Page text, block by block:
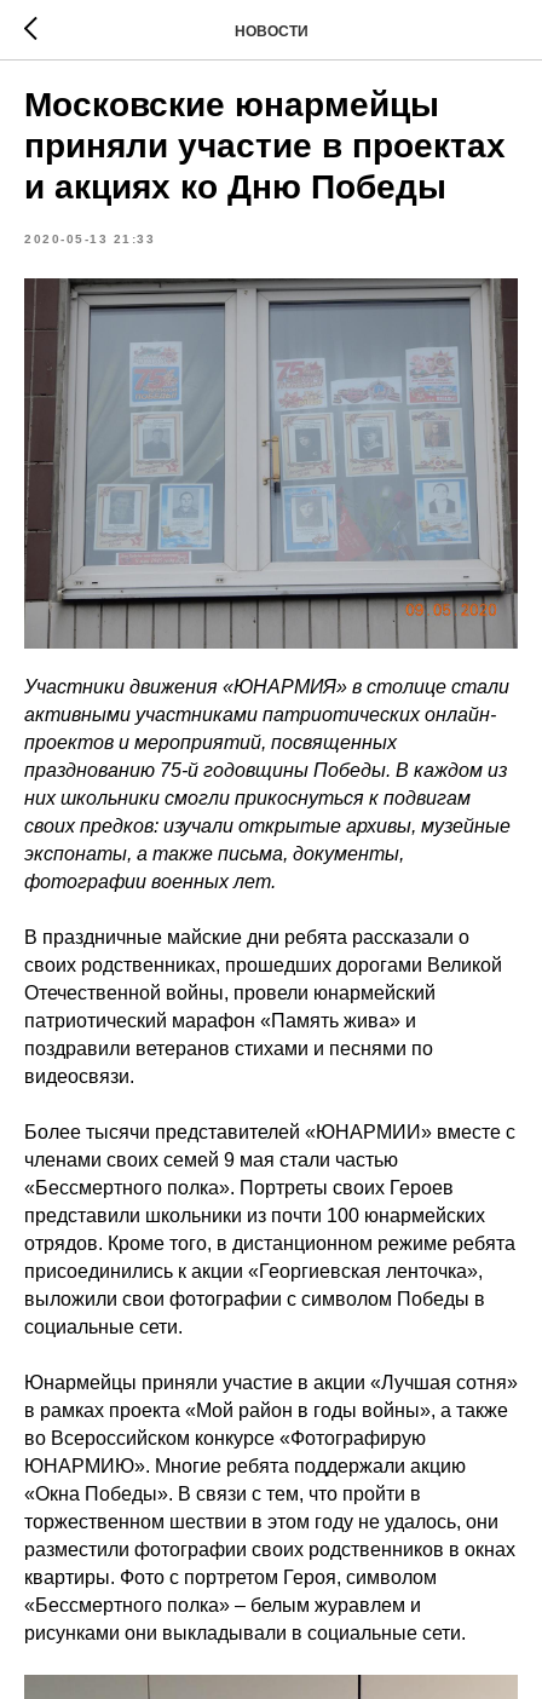
НОВОСТИ
Московские юнармейцы
приняли участие в проектах
и акциях ко Дню Победы
2020-05-13 21:33
Участники движения «ЮНАРМИЯ» в столице стали
активными участниками патриотических онлайн-
проектов и мероприятий, посвященных
празднованию 75-й годовщины Победы. В каждом из
них школьники смогли прикоснуться к подвигам
своих предков: изучали открытые архивы, музейные
экспонаты, а также письма, документы,
фотографии военных лет.
В праздничные майские дни ребята рассказали о
своих родственниках, прошедших дорогами Великой
Отечественной войны, провели юнармейский
патриотический марафон «Память жива» и
поздравили ветеранов стихами и песнями по
видеосвязи.
Более тысячи представителей «ЮНАРМИИ» вместе с
членами своих семей 9 мая стали частью
«Бессмертного полка». Портреты своих Героев
представили школьники из почти 100 юнармейских
отрядов. Кроме того, в дистанционном режиме ребята
присоединились к акции «Георгиевская ленточка»,
выложили свои фотографии с символом Победы в
социальные сети.
Юнармейцы приняли участие в акции «Лучшая сотня»
в рамках проекта «Мой район в годы войны», а также
во Всероссийском конкурсе «Фотографирую
ЮНАРМИЮ». Многие ребята поддержали акцию
«Окна Победы». В связи с тем, что пройти в
торжественном шествии в этом году не удалось, они
разместили фотографии своих родственников в окнах
квартиры. Фото с портретом Героя, символом
«Бессмертного полка» – белым журавлем и
рисунками они выкладывали в социальные сети.